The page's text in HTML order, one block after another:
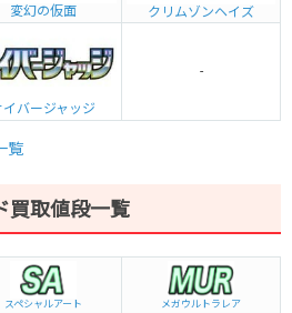
変幻の仮面 クリムゾンヘイズ
イバージャッジ
-
覧
買取値段一覧
スペシャルアート メガウルトラレア